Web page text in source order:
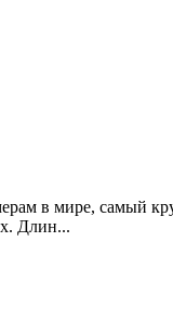
в мире, самый
Длин...